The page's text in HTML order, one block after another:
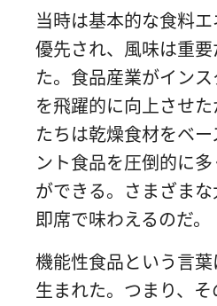
当時は基本的な食料
優先され、風味は重
た。食品産業がイン
を飛躍的に向上させ
たちは乾燥食材をベ
ント食品を圧倒的に
ができる。さまざま
即席で味わえるのだ。
機能性食品という言
生まれた。つまり、